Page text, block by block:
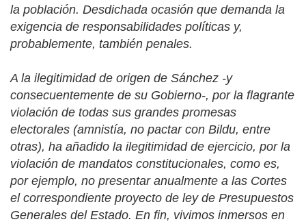
la población. Desdichada ocasión que demanda la
exigencia de responsabilidades políticas y,
probablemente, también penales.
A la ilegitimidad de origen de Sánchez -y
consecuentemente de su Gobierno-, por la flagrante
violación de todas sus grandes promesas
electorales (amnistía, no pactar con Bildu, entre
otras), ha añadido la ilegitimidad de ejercicio, por la
violación de mandatos constitucionales, como es,
por ejemplo, no presentar anualmente a las Cortes
el correspondiente proyecto de ley de Presupuestos
Generales del Estado. En fin, vivimos inmersos en